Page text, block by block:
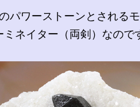
パワーストーンとされる
ミネイター（両剣）なので